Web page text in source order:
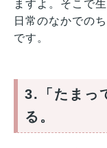
ますよ。そこで
日常のなかでの
です。
3.「たまっ
る。